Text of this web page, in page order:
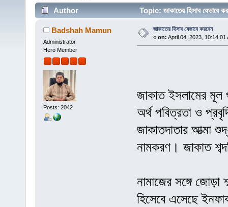
Author Topic: জাকাতের হিসাব
Badshah Mamun
Administrator
Hero Member
Posts: 2042
জাকাতের হিসাব যেভাবে করবেন
« on: April 04, 2023, 10:14:01
জাকাত ইসলামের
অর্থ পবিত্রতা ও
জাকাতদাতার আত্মা
নামকরণ। জাকাত
নামাজের সঙ্গে জোড়া
হিসেবে এসেছে